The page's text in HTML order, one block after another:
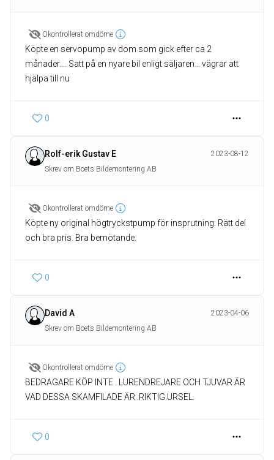
Okontrollerat omdöme
Köpte en servopump av dom som gick efter ca 2
månader…. Satt på en nyare bil enligt säljaren… vägrar att
hjälpa till nu
0
Rolf-erik Gustav E
2023-08-12
Skrev om Boets Bildemontering AB
Okontrollerat omdöme
Köpte ny original högtryckstpump för insprutning. Rätt del
och bra pris. Bra bemötande.
0
David A
2023-04-06
Skrev om Boets Bildemontering AB
Okontrollerat omdöme
BEDRAGARE KÖP INTE . LURENDREJARE OCH TJUVAR ÄR
VAD DESSA SKAMFILADE ÄR .RIKTIG URSEL.
0